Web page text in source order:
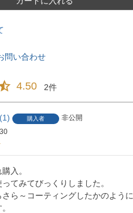
問い合わせ
4.50 2
1 購入者
非公開
入。
てみてびっくりしました。
ら～コーティングしたかのように